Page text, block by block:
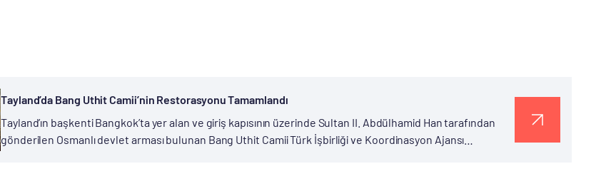
Tayland’da Bang Uthit Camii’nin Restorasyonu Tamamlandı
Tayland’ın başkenti Bangkok’ta yer alan ve giriş kapısının üzerinde Sultan II. Abdülhamid Han tarafından
gönderilen Osmanlı devlet arması bulunan Bang Uthit Camii Türk İşbirliği ve Koordinasyon Ajansı